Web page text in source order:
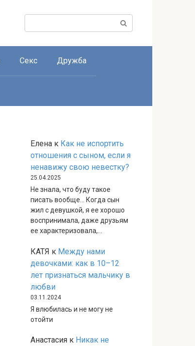
Секс Дружба
Елена к Как не испортить
отношения с сыном, если я
ненавижу свою невестку?
25.04.2025
Не знала, что буду такое
писать вообще… Когда сын
жил с девушкой, я ее хорошо
воспринимала, даже друзьям
ее характеризовала,…
КАТЯ к Между нами
девочками: как в 10–12
лет признаться мальчику в
любви
03.11.2024
Я влюбилась и не могу не
отойти
Анастасия к Никак не